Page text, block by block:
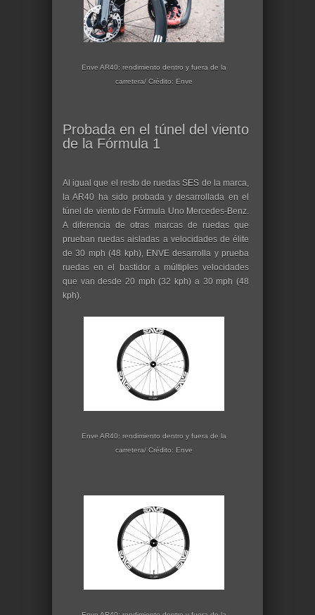
Enve AR40: rendimiento dentro y fuera de la
carretera/ Crédito: Enve
Probada en el túnel del viento
de la Fórmula 1
Al igual que el resto de ruedas SES de la marca,
la AR40 ha sido probada y desarrollada en el
túnel de viento de Fórmula Uno Mercedes-Benz.
A diferencia de otras marcas de ruedas que
prueban ruedas aisladas a velocidades de élite
de 30 mph (48 kph), ENVE desarrolla y prueba
ruedas en el bastidor a múltiples velocidades
que van desde 20 mph (32 kph) a 30 mph (48
kph).
Enve AR40: rendimiento dentro y fuera de la
carretera/ Crédito: Enve